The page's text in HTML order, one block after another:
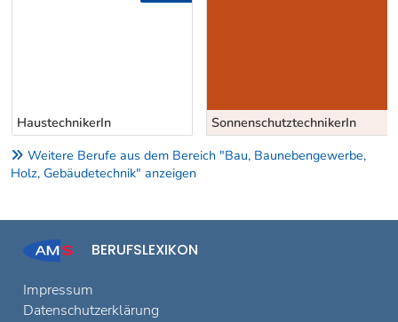
HaustechnikerIn SonnenschutztechnikerIn
Weitere Berufe aus dem Bereich "Bau, Baunebengewerbe,
Holz, Gebäudetechnik" anzeigen
BERUFSLEXIKON
Impressum
Datenschutzerklärung